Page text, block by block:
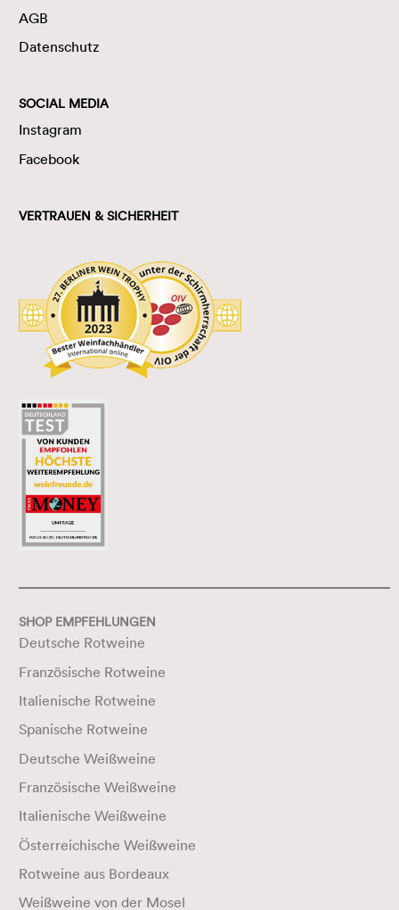
AGB
Datenschutz
SOCIAL MEDIA
Instagram
Facebook
VERTRAUEN & SICHERHEIT
SHOP EMPFEHLUNGEN
Deutsche Rotweine
Französische Rotweine
Italienische Rotweine
Spanische Rotweine
Deutsche Weißweine
Französische Weißweine
Italienische Weißweine
Österreichische Weißweine
Rotweine aus Bordeaux
Weißweine von der Mosel